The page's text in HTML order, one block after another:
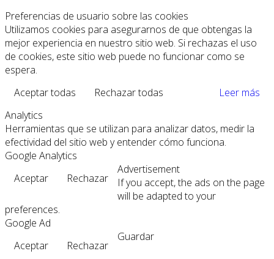
Preferencias de usuario sobre las cookies
Utilizamos cookies para asegurarnos de que obtengas la
mejor experiencia en nuestro sitio web. Si rechazas el uso
de cookies, este sitio web puede no funcionar como se
espera.
Aceptar todas
Rechazar todas
Leer más
Analytics
Herramientas que se utilizan para analizar datos, medir la
efectividad del sitio web y entender cómo funciona.
Google Analytics
Aceptar
Rechazar
Advertisement
If you accept, the ads on the page
will be adapted to your
preferences.
Google Ad
Aceptar
Rechazar
Guardar